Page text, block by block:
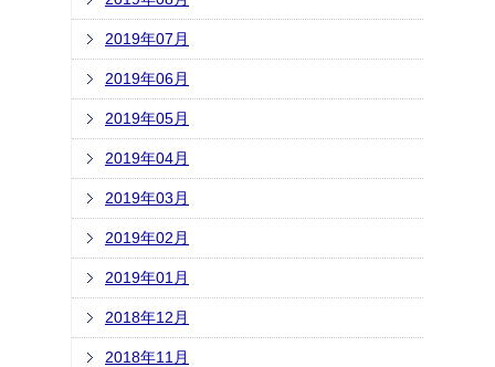
2019年07月
2019年06月
2019年05月
2019年04月
2019年03月
2019年02月
2019年01月
2018年12月
2018年11月